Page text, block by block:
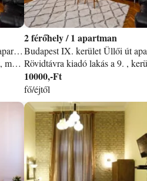
Budapest IX. kerület Üllői út apartman
Teljesen berendezett, felszerelt, megbízható lakás Budapest központjában, pár éjszakára, vagy 2-3 hétre, hónapra. Ágyneműkkel, törölközőkkel, mint egy szállodai szobában. Ingyenes WIFI. A közös költséget és a TV + wifi díjat nem terhelem a vendégre havi bérletnél sem! Corvin köz privát apartman / Budapest 1 szobás, galériázott, stílusosan-kényelmesen berendezett, felújított, frissen festett hangulatos, célszerű bútorzatú apartman a belvárosban, a Ferenc körútnál (kiváló tömegközlekedéssel), közelben őrzött parkolási lehetőséggel. (9. kerület. ) Corvin Filmpalota és Corvin köz közvetlen közelben, a legmodernebb, és legszebben kialakított Duna parti sétány (Nemzeti Színház, Művészetek palotája) pedig 15 percnyire, kényelmes sétával. Max. 2 (+1) fő elhelyezésére megfelelő. (Jól berendezett, kiválóan felszerelt apartman. ) Részletes információk˝ Elhelyezkedés: 9. kerület, Üllői út - 2. emelet (Ferenc körútnál, Corvin köznél) Ház: felújított, téglából épült, gangos társasház (Lift) Lakás nagysága: 40 m2 Szobák száma: 1. Egyéb: szobában galéria. Ez +9 m2, rajta kényelmes matrac franciaágyként, hálósarok. A galéria alatt nappalisarok televízióval, ülőkanapéval, szekrénnyel. Ágyak száma: 1 franciaágy Konyha: teljesen felszerelt konyhasarok (kávéfőző, pirítóssütő, 4 részes gáztűzhely sütővel, mikrohullámú sütő, hűtőszekrény, mosógép is itt található). Fürdőszoba: nem túl nagy, káddal (benne tusolórész), WC-vel (WC-hez is külön tusolóval), mosdókagylóval felszerelt. TV: színes TV, 130 csatornás műholdas programokkal, síkképernyős színes TV Egyéb a lakásról: felújított, stílusos lakás, kényelmesen berendezve. GRATIS WIFI! Közlekedés: 3-as metró és 4, 6-os villamos megállója közvetlen közelben.  Parkolás: közeli utcában található fedett és őrzött parkoló is, kb. 5 percnyire a lakástól. Egyéb: légkondícionálás - térítés ellenében 1. 500. - Ft/nap ÁRAK: 1-2 fő és min. 3 éjszaka foglalása esetén: 20. 000, -Ft/éj Csak egyetlen éj: 30. 000, -Ft/1-2 fő Csak 2 éjszaka: 48. 000, -Ft/ 1-2 fő/2 éj (3. főre külön árajánlatot adok. ) - Hosszabb tartózkodásnál kedvezmény! (Visszajáró) KAUCIÓ fizetendő! Idegenforgalmi Adó: 4% 1-4 hónapos időtartamra is kiadom a lakást! 1 havi irányár: 240. 000 + fogyasztás. (utólagos elszámolással, óraleolvasással csak a ténylegesen fogyasztott víz, villany, gáz). A TV, WIFi díja és a közös költség MÁR benne a bérleti díjban, azt sosem hárítom a bérlőre! (3 főre külön árajánlatot adok, ez esetben magasabb az ára a lakásnak. ) Sziget Fesztivál, Karácsony-Szilveszter kiemelt időszak, felárral, kérje egyedi ajánlatomat!
2 /1 apartman
10000,-Ft
fő/éjtől